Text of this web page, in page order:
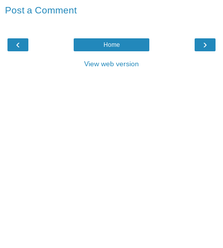
Post a Comment
‹ ›
Home
View web version